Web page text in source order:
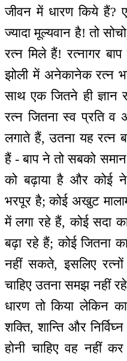
जीवन में धारण किये हैं?
ज्यादा मूल्यवान है! तो
रत्न मिले हैं! रत्नागर
झोली में अनेकानेक रत्न
साथ एक जितने ही ज्ञान
रत्न जितना स्व प्रति व
लगाते हैं, उतना यह रत्न
हैं - बाप ने तो सबको
को बढ़ाया है और कोई ने
भरपूर है; कोई अखुट
में लगा रहे हैं, कोई सदा
बढ़ा रहे हैं; कोई जितना
नहीं सकते, इसलिए
चाहिए उतना समझ नहीं
धारण तो किया लेकिन
शक्ति, शान्ति और
होनी चाहिए वह नहीं